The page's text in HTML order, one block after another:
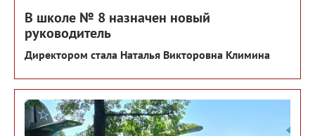
В школе № 8 назначен новый
руководитель
Директором стала Наталья Викторовна Климина